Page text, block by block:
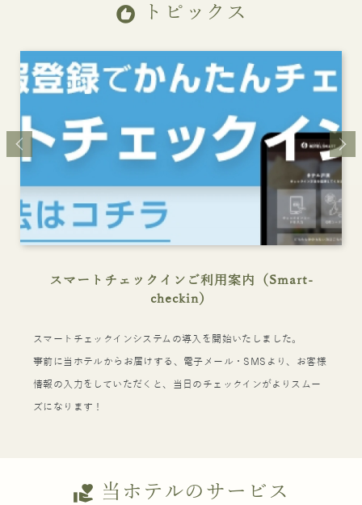
recommend トピックス
スマートチェックインご利用案内（Smart-
checkin）
スマートチェックインシステムの導入を開始いたしました。
事前に当ホテルからお届けする、電子メール・SMSより、お客様
情報の入力をしていただくと、当日のチェックインがよりスムー
ズになります！
volunteer_activism 当ホテルのサービス